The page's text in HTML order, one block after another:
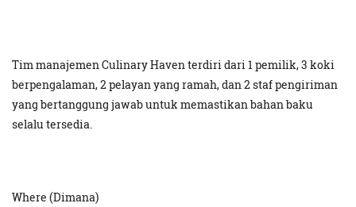
Tim manajemen Culinary Haven terdiri dari 1 pemilik, 3 koki
berpengalaman, 2 pelayan yang ramah, dan 2 staf pengiriman
yang bertanggung jawab untuk memastikan bahan baku
selalu tersedia.
Where (Dimana)